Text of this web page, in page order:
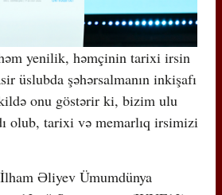
yenilik, həmçinin tarixi irsin
üslubda şəhərsalmanın inkişafı
onu göstərir ki, bizim ulu
olub, tarixi və memarlıq irsimizi
Əliyev Ümumdünya